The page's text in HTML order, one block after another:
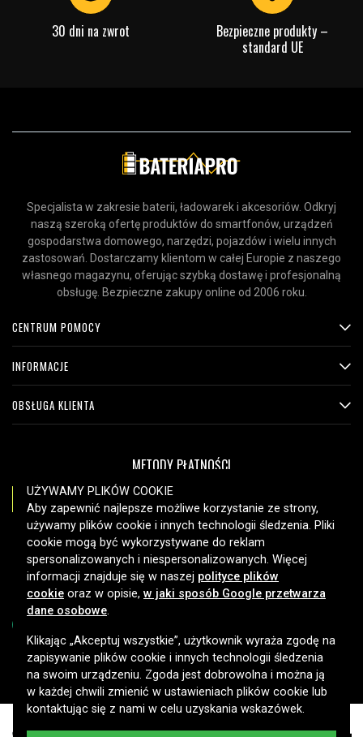
Zapasowy akumulator Samsung GT-B2710 / Xcover
30 dni na zwrot
Bezpieczne produkty –
standard UE
Specjalista w zakresie baterii, ładowarek i akcesoriów. Odkryj
naszą szeroką ofertę produktów do smartfonów, urządzeń
gospodarstwa domowego, narzędzi, pojazdów i wielu innych
zastosowań. Dostarczamy klientom w całej Europie z naszego
własnego magazynu, oferując szybką dostawę i profesjonalną
obsługę. Bezpieczne zakupy online od 2006 roku.
CENTRUM POMOCY
INFORMACJE
OBSŁUGA KLIENTA
METODY PŁATNOŚCI
OPCJE DOSTAWY
Copyright © 2026, Spares Nordic AB
UŻYWAMY PLIKÓW COOKIE
Aby zapewnić najlepsze możliwe korzystanie ze strony,
używamy plików cookie i innych technologii śledzenia. Pliki
cookie mogą być wykorzystywane do reklam
spersonalizowanych i niespersonalizowanych. Więcej
informacji znajduje się w naszej polityce plików
cookie oraz w opisie, w jaki sposób Google przetwarza
dane osobowe.
Klikając „Akceptuj wszystkie”, użytkownik wyraża zgodę na
zapisywanie plików cookie i innych technologii śledzenia
na swoim urządzeniu. Zgoda jest dobrowolna i można ją
w każdej chwili zmienić w ustawieniach plików cookie lub
kontaktując się z nami w celu uzyskania wskazówek.